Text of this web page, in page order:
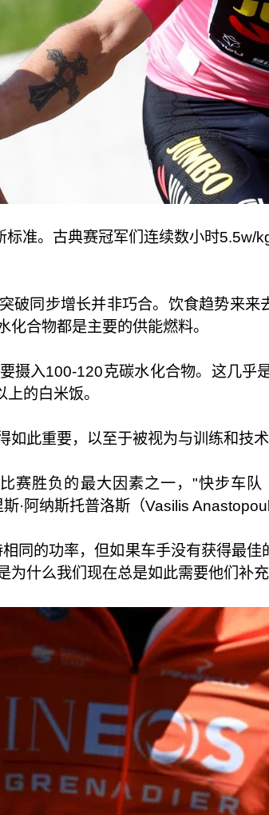
准。古典赛冠军们连续数小时5.5w/
破同步增长并非巧合。饮食趋势来来
合物都是主要的供能燃料。
摄入100-120克碳水化合物。这几乎
的白米饭。
此重要，以至于被视为与训练和技
赛胜负的最大因素之一，"快步车队
·阿纳斯托普洛斯（Vasilis
同的功率，但如果车手没有获得最
为什么我们现在总是如此需要他们补充